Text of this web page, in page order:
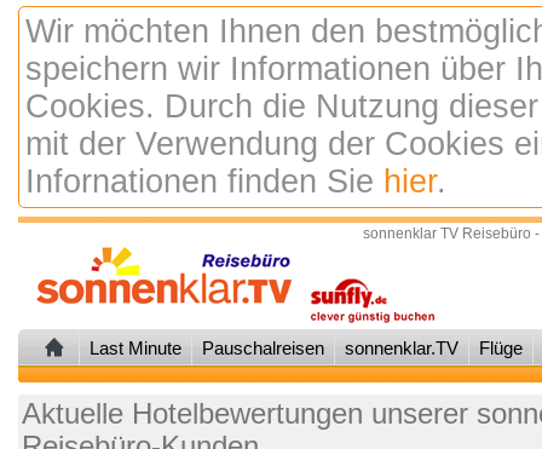
Wir möchten Ihnen den
speichern wir Informationen über
Cookies. Durch die Nutzung
mit der Verwendung der Cookies
Infornationen finden Sie hier.
sonnenklar TV Reisebüro
Last Minute Pauschalreisen sonnenklar.TV Flüge
Aktuelle Hotelbewertungen unserer